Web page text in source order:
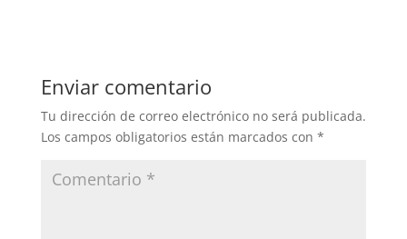
Enviar comentario
Tu dirección de correo electrónico no será publicada.
Los campos obligatorios están marcados con *